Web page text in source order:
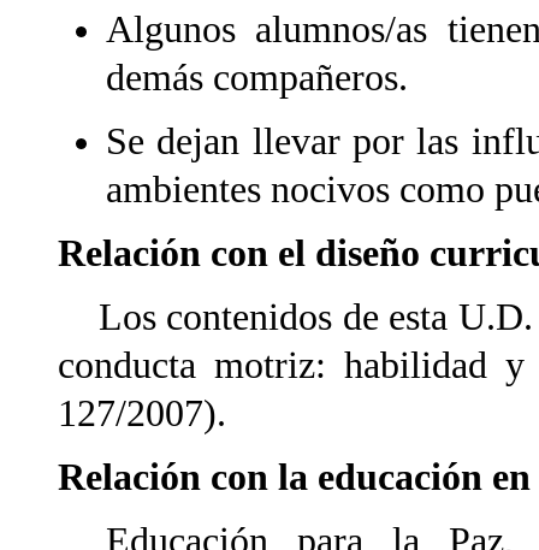
Algunos alumnos/as
demás compañeros.
Se dejan llevar por las
ambientes nocivos como
Relación con el diseño
Los contenidos de esta
conducta motriz: habilidad
127/2007).
Relación con la educación
Educación para la